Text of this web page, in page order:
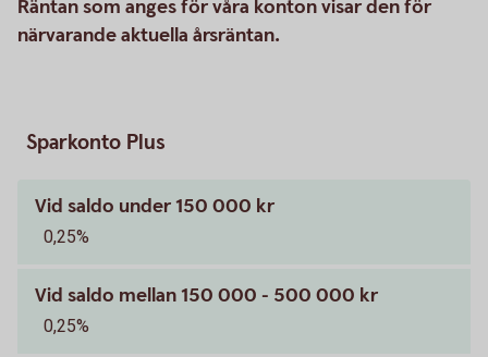
Räntan som anges för våra konton visar den för
närvarande aktuella årsräntan.
Sparkonto Plus
Vid saldo under 150 000 kr
0,25%
Vid saldo mellan 150 000 - 500 000 kr
0,25%